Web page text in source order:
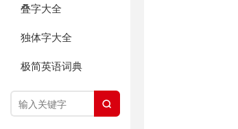
叠字大全
独体字大全
极简英语词典
